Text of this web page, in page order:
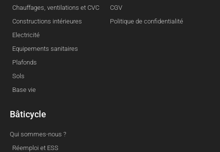
Chauffages, ventilations et CVC
Constructions intérieures
Electricité
Equipements sanitaires
Plafonds
Sols
Base vie
CGV
Politique de confidentialité
Bâticycle
Qui sommes-nous ?
Réemploi et ESS